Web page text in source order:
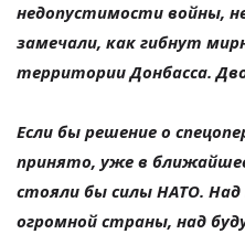
недопустимости войны,
замечали, как гибнут
территории Донбасса.
Если бы решение о
принято, уже в
стояли бы силы НАТО.
огромной страны, над